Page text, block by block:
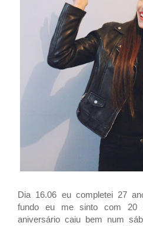
Dia 16.06 eu completei 27
fundo eu me sinto com 20
aniversário caiu bem num